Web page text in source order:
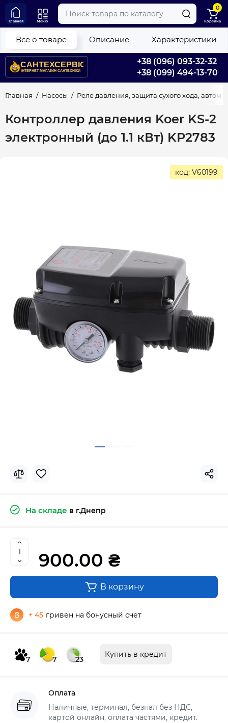
+38 (096) 093-32-32
+38 (099) 494-13-70
Главная Меню
0
Корзина
Главная Насосы Реле давления, защита сухого хода,
Контроллер давления Koer KS-2
электронный (до 1.1 кВт) KP2783
Всё о товаре Описание Характеристики
код: V60199
На складе в г.Днепр
900.00 ₴
В корзину
+ 45 гривен на бонусный счет
7 7 23
Купить в кредит
Оплата
Наличные, терминал, безнал без НДС,
картой онлайн, оплата частями, кредит.